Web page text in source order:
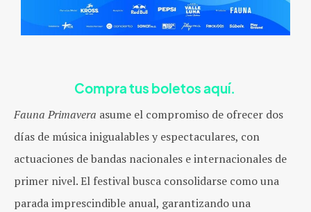
Compra tus boletos aquí.
Fauna Primavera asume el compromiso de ofrecer dos
días de música inigualables y espectaculares, con
actuaciones de bandas nacionales e internacionales de
primer nivel. El festival busca consolidarse como una
parada imprescindible anual, garantizando una